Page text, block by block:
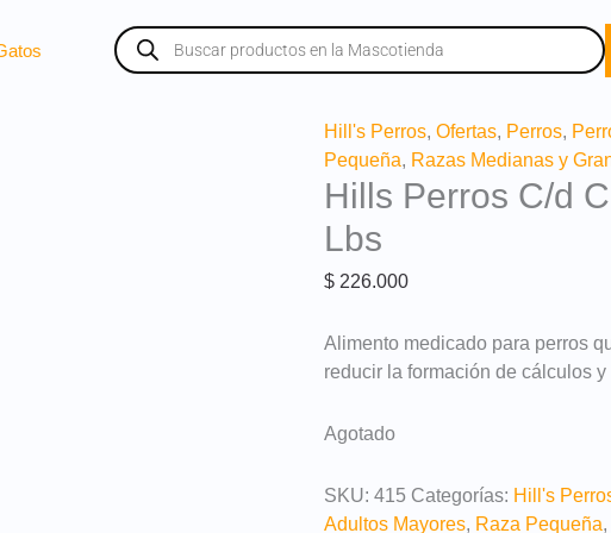
Búsqueda
de
productos
Hill's Perros, Ofertas, Perros,
Pequeña, Razas Medianas y
Hills Perros C/d
Lbs
$ 226.000
Alimento medicado para perros
reducir la formación de cálculos
Agotado
SKU: 415 Categorías: Hill's
Adultos Mayores, Raza Pequeña,